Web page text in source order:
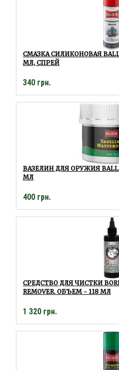
СМАЗКА СИЛИКОНОВАЯ
МЛ, СПРЕЙ
340 грн.
ВАЗЕЛИН ДЛЯ ОРУЖИЯ
МЛ
400 грн.
СРЕДСТВО ДЛЯ ЧИСТКИ BORE
REMOVER. ОБЪЕМ - 118 МЛ
1 320 грн.